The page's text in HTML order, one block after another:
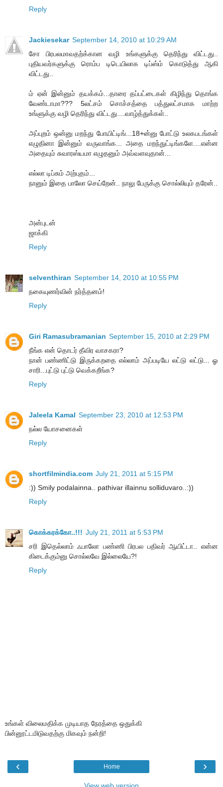
Reply
Jackiesekar September 14, 2010 at 10:29 AM
சோ பிரபலமாவதற்க்கான வழி உங்களுக்கு தெரிந்து விட்டது..
புதியவர்களுக்கு ரொம்ப டிடெயிலாக டிப்ஸ்ம் கொடுத்து ஆகி
விட்டது..
ம் ஏன் இன்னும் தயக்கம்...தாரை தப்பட்டைகள் கிழிந்து தொங்க
வேண்டாமா??? 5லட்சம் சொச்சத்தை பத்துலட்சமாக மாற்ற
உங்ளுக்கு வழி தெரிந்து விட்டது....வாழ்த்துக்கள்..
அப்புறம் ஒன்னு மறந்து போயிட்டிங்...18+ன்னு போட்டு உலகபடங்கள்
எழுதினா இன்னும் வருவாங்க... அதை மறந்துட்டிங்களே....என்ன
அதையும் சுவாரஸ்யமா எழுதனும் அவ்வளவுதான்...
எல்லா டிப்சும் அற்புதம்...
நானும் இதை பாலோ செய்றேன்.. நாலு பேருக்கு சொல்லியும் தரேன்..
அன்புடன்
ஜாக்கி
Reply
selventhiran September 14, 2010 at 10:55 PM
நகையுணர்வின் நர்த்தனம்!
Reply
Giri Ramasubramanian September 15, 2010 at 2:29 PM
நீங்க என் தொடர் தீவிர வாசகரா?
நான் பண்ணிட்டு இருக்கறதை எல்லாம் அப்படியே லட்டு லட்டு... ஓ
சாரி...புட்டு புட்டு வெக்கறீங்க?
Reply
Jaleela Kamal September 23, 2010 at 12:53 PM
நல்ல யோசனைகள்
Reply
shortfilmindia.com July 21, 2011 at 5:15 PM
:)) Smily podalainna.. pathivar illainnu solliduvaro..:))
Reply
கொக்கரக்கோ..!!! July 21, 2011 at 5:53 PM
சரி இதெல்லாம் ஃபாலோ பண்ணி பிரபல பதிவர் ஆயிட்டா.. என்ன
கிடைக்கும்னு சொல்லவே இல்லையே?!
Reply
உங்கள் விலைமதிக்க முடியாத நேரத்தை ஒதுக்கி
பின்னூட்டமிடுவதற்கு மிகவும் நன்றி!
‹ ›
Home